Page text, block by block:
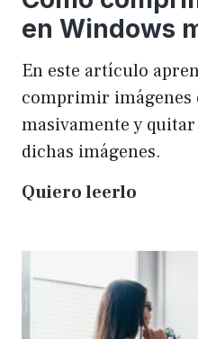
en Windows
En este artículo
comprimir imágenes
masivamente y
dichas imágenes.
Quiero leerlo